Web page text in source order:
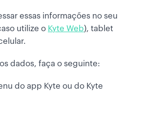
essas informações no seu
utilize o Kyte Web), tablet
os dados, faça o seguinte:
do app Kyte ou do Kyte